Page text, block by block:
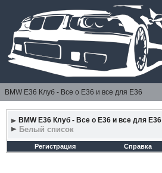
BMW E36 Клуб - Все о Е36 и все для Е36
BMW E36 Клуб - Все о Е36 и все для Е36
Белый список
Регистрация Справка